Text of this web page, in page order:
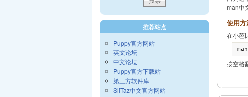
man中
使用方
在小芭
按空格
推荐站点
Puppy官方网站
英文论坛
中文论坛
Puppy官方下载站
第三方软件库
SliTaz中文官方网站